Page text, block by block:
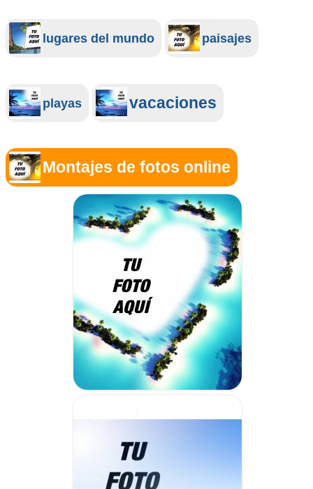
lugares del mundo paisajes
playas vacaciones
Montajes de fotos online